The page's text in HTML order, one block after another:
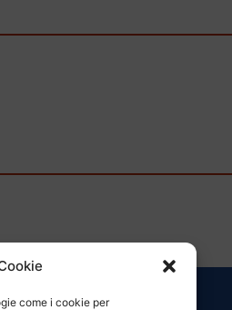
come i cookie per